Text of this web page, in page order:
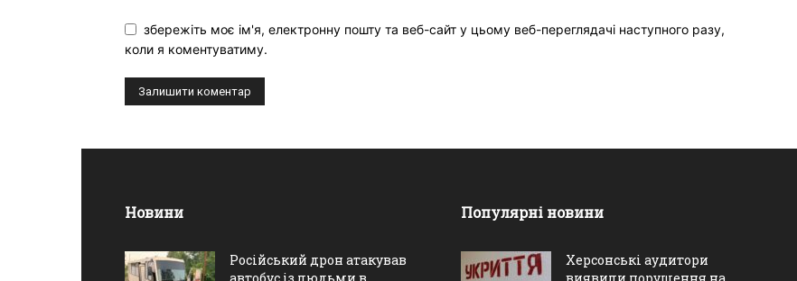
збережіть моє ім'я, електронну пошту та веб-сайт у цьому веб-переглядачі наступного разу,
коли я коментуватиму.
Новини
Російський дрон атакував
Популярні новини
Херсонські аудитори